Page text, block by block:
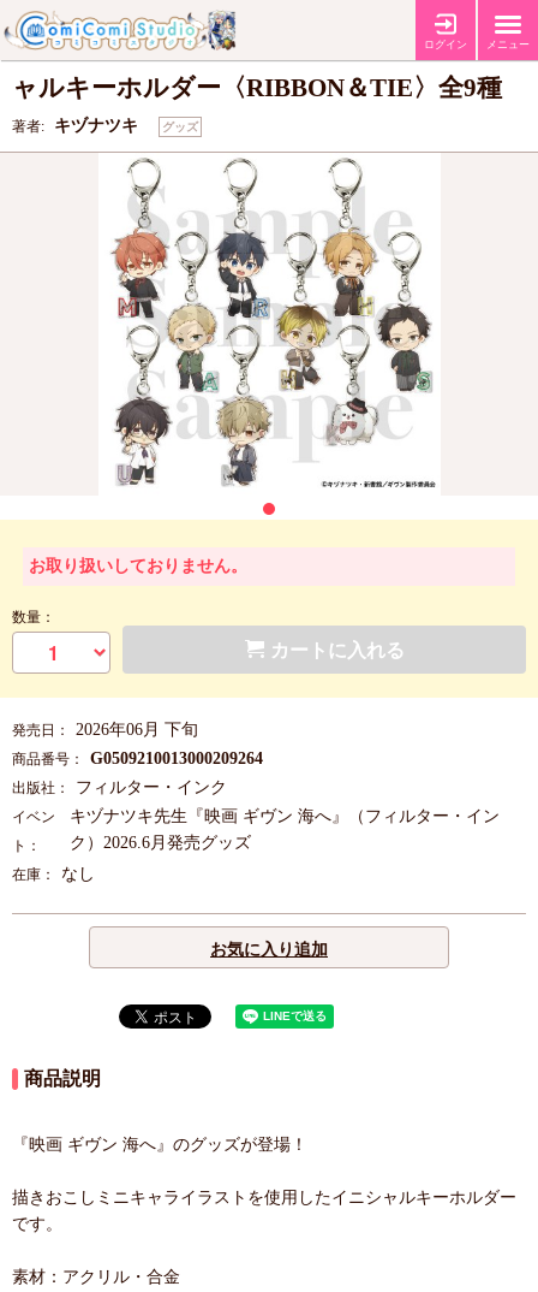
ログイン メニュー
『映画 ギヴン 海へ』トレーディングイニシ
ャルキーホルダー〈RIBBON＆TIE〉全9種
著者: キヅナツキ グッズ
お取り扱いしておりません。
数量：
カートに入れる
発売日： 2026年06月 下旬
商品番号： G0509210013000209264
出版社： フィルター・インク
イベン
ト：
キヅナツキ先生『映画 ギヴン 海へ』（フィルター・イン
ク）2026.6月発売グッズ
在庫： なし
お気に入り追加
商品説明
『映画 ギヴン 海へ』のグッズが登場！
描きおこしミニキャライラストを使用したイニシャルキーホルダー
です。
素材：アクリル・合金